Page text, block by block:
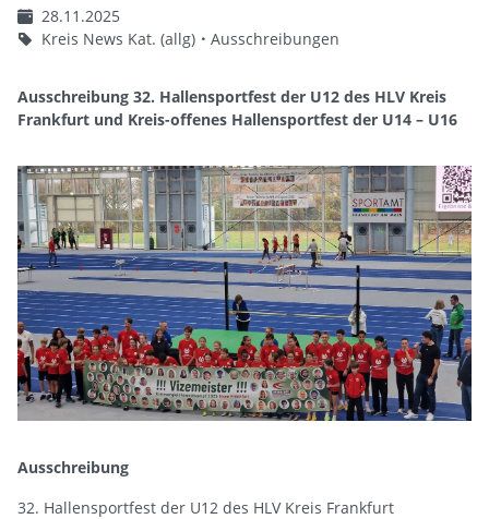
28.11.2025
Kreis News Kat. (allg)
Ausschreibungen
Ausschreibung 32. Hallensportfest der U12 des HLV Kreis
Frankfurt und Kreis-offenes Hallensportfest der U14 – U16
Ausschreibung
32. Hallensportfest der U12 des HLV Kreis Frankfurt